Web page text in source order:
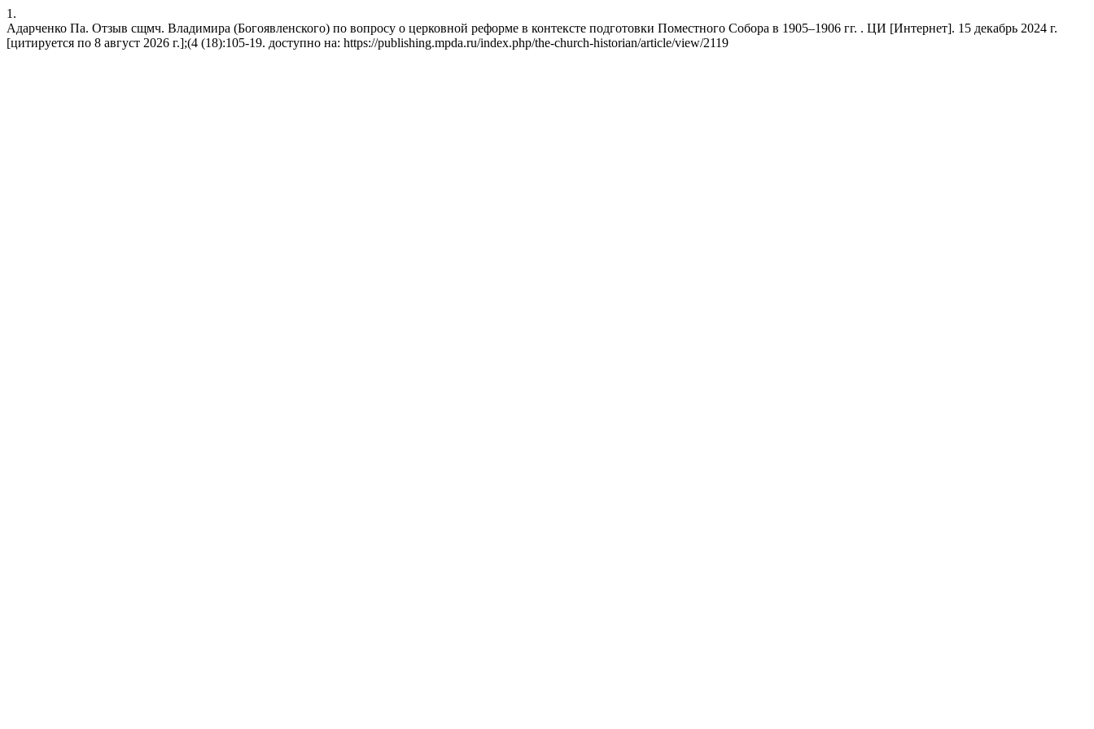
1.
Адарченко Па. Отзыв сщмч. Владимира (Богоявленского) по вопросу о церковной реформе в контексте подготовки Поместного Собора в 1905–1906 гг. . ЦИ [Интернет]. 15 декабрь 2024 г.
[цитируется по 8 август 2026 г.];(4 (18):105-19. доступно на: https://publishing.mpda.ru/index.php/the-church-historian/article/view/2119